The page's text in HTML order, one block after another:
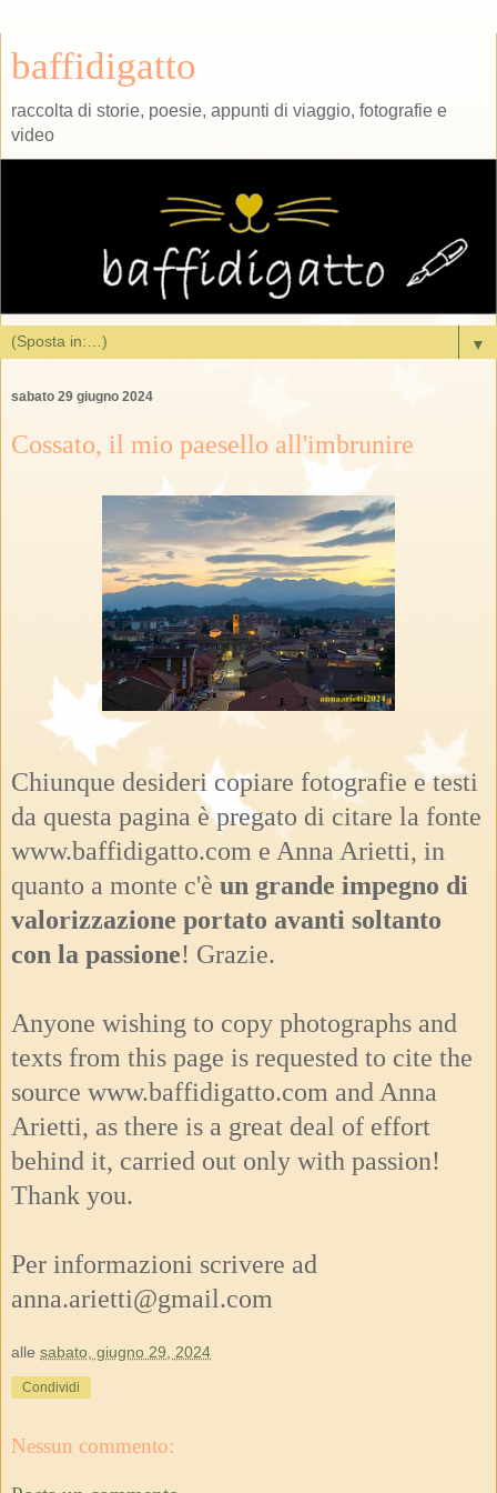
baffidigatto
raccolta di storie, poesie, appunti di viaggio, fotografie e
video
▼
sabato 29 giugno 2024
Cossato, il mio paesello all'imbrunire
Chiunque desideri copiare fotografie e testi
da questa pagina è pregato di citare la fonte
www.baffidigatto.com e Anna Arietti, in
quanto a monte c'è un grande impegno di
valorizzazione portato avanti soltanto
con la passione! Grazie.
Anyone wishing to copy photographs and
texts from this page is requested to cite the
source www.baffidigatto.com and Anna
Arietti, as there is a great deal of effort
behind it, carried out only with passion!
Thank you.
Per informazioni scrivere ad
anna.arietti@gmail.com
alle sabato, giugno 29, 2024
Condividi
Nessun commento: